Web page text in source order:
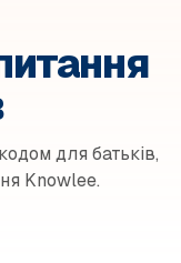
для батьків,
Knowlee.